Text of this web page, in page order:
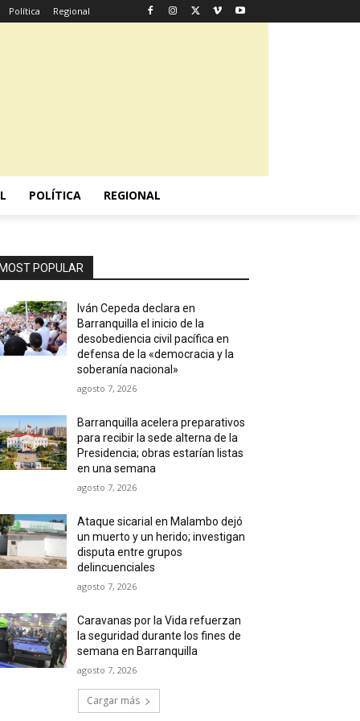
Política Regional
POLÍTICA REGIONAL
MOST POPULAR
Iván Cepeda declara en
Barranquilla el inicio de la
desobediencia civil pacífica en
defensa de la «democracia y la
soberanía nacional»
agosto 7, 2026
Barranquilla acelera preparativos
para recibir la sede alterna de la
Presidencia; obras estarían listas
en una semana
agosto 7, 2026
Ataque sicarial en Malambo dejó
un muerto y un herido; investigan
disputa entre grupos
delincuenciales
agosto 7, 2026
Caravanas por la Vida refuerzan
la seguridad durante los fines de
semana en Barranquilla
agosto 7, 2026
Cargar más